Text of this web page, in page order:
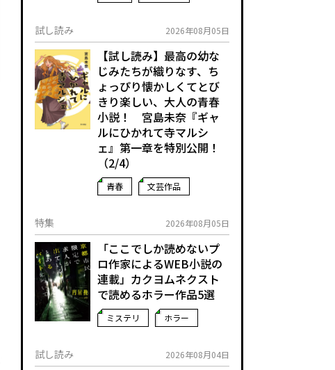
試し読み 2026年08月05日
【試し読み】最高の幼な
じみたちが織りなす、ち
ょっぴり懐かしくてとび
きり楽しい、大人の青春
小説！ 宮島未奈『ギャ
ルにひかれて寺マルシ
ェ』第一章を特別公開！
（2/4）
青春 文芸作品
特集 2026年08月05日
「ここでしか読めないプ
ロ作家によるWEB小説の
連載」――カクヨムネクスト
で読めるホラー作品5選
ミステリ ホラー
試し読み 2026年08月04日